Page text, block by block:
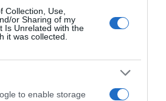
Collection, Use,
or Sharing of my
Is Unrelated with the
it was collected.
to enable storage
ύφος και με τους ίδιους